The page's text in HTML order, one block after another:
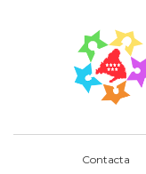
Contacta